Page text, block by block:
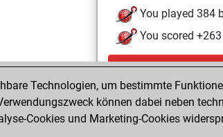
You played 384
You scored
Sonntag, Februar
You played 16
You scored +9
Technologien, um bestimmte
können dabei neben
Cookies und Marketing-Cookies